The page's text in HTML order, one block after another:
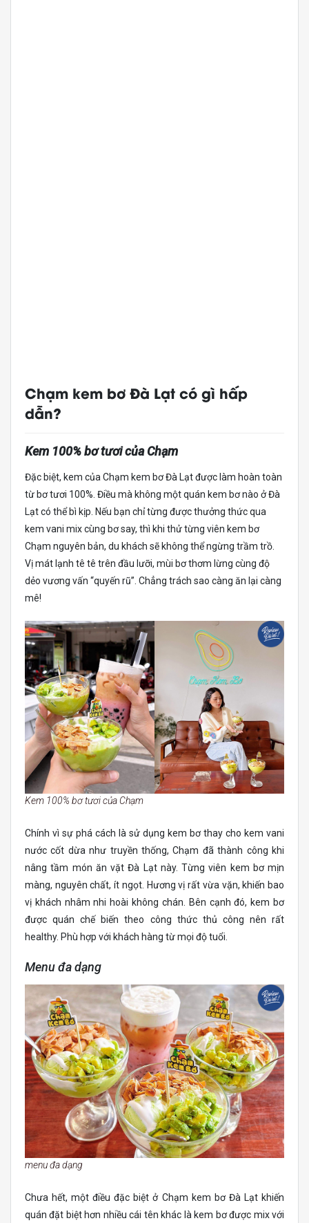
Chạm kem bơ Đà Lạt có gì hấp
dẫn?
Kem 100% bơ tươi của Chạm
Đặc biệt, kem của Chạm kem bơ Đà Lạt được làm hoàn toàn
từ bơ tươi 100%. Điều mà không một quán kem bơ nào ở Đà
Lạt có thể bì kịp. Nếu bạn chỉ từng được thưởng thức qua
kem vani mix cùng bơ say, thì khi thử từng viên kem bơ
Chạm nguyên bản, du khách sẽ không thể ngừng trầm trồ.
Vị mát lạnh tê tê trên đầu lưỡi, mùi bơ thơm lừng cùng độ
dẻo vương vấn “quyến rũ”. Chẳng trách sao càng ăn lại càng
mê!
Kem 100% bơ tươi của Chạm
Chính vì sự phá cách là sử dụng kem bơ thay cho kem vani
nước cốt dừa như truyền thống, Chạm đã thành công khi
nâng tầm món ăn vặt Đà Lạt này. Từng viên kem bơ mịn
màng, nguyên chất, ít ngọt. Hương vị rất vừa vặn, khiến bao
vị khách nhâm nhi hoài không chán. Bên cạnh đó, kem bơ
được quán chế biến theo công thức thủ công nên rất
healthy. Phù hợp với khách hàng từ mọi độ tuổi.
Menu đa dạng
menu đa dạng
Chưa hết, một điều đặc biệt ở Chạm kem bơ Đà Lạt khiến
quán đặt biệt hơn nhiều cái tên khác là kem bơ được mix với